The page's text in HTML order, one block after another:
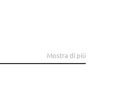
Mostra di più